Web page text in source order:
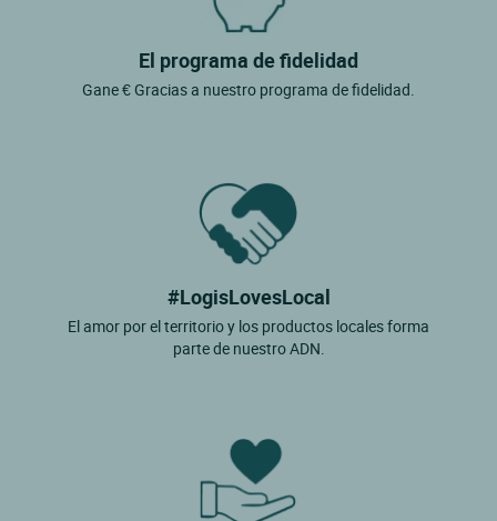
El programa de fidelidad
Gane € Gracias a nuestro programa de fidelidad.
#LogisLovesLocal
El amor por el territorio y los productos locales forma
parte de nuestro ADN.